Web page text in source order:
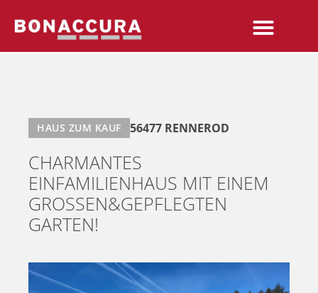
HAUS ZUM KAUF 56477 RENNEROD
CHARMANTES
EINFAMILIENHAUS MIT EINEM
GROSSEN&GEPFLEGTEN G
ARTEN!